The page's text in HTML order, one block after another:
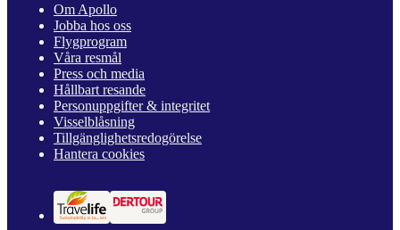
Om Apollo
Jobba hos oss
Flygprogram
Våra resmål
Press och media
Hållbart resande
Personuppgifter & integritet
Visselblåsning
Tillgänglighetsredogörelse
Hantera cookies